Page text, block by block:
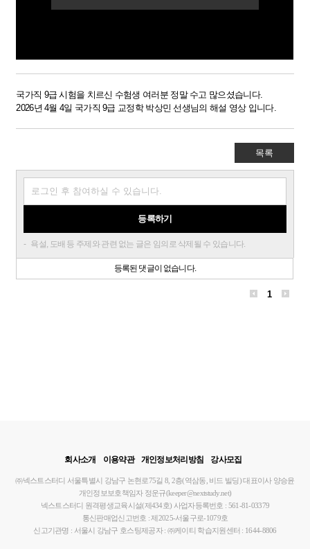
국가직 9급 시험을 치르신 수험생 여러분 정말 수고 많으셨습니다.
2026년 4월 4일 국가직 9급 교정학 박상민 선생님의 해설 영상 입니다. ​
목록
등록하기
욕설, 도배 등 주제와 관련 없는 글은 임의로 삭제될 수 있습니다.
등록된 댓글이 없습니다.
1
회사소개 이용약관 개인정보처리방침 강사모집
㈜넥스트스터디 서울특별시 강남구 논현로75길 8, 2층(역삼동, 비드 빌딩)대표이사 양승윤
개인정보보호책임자 정운규(keeper@nextstudy.net)
넥스트스터디 원격평생교육시설(제434호) 사업자등록번호 : 561-81-03379
통신판매업신고번호 : 제2025-서울구로-1079호
신고기관명 : 서울시 강남구 호스팅제공자 : ㈜케이티 학습지원센터 : 1644-8806